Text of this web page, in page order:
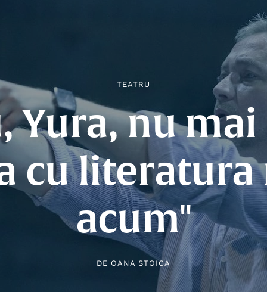
TEATRU
Yura, nu
cu literatura
acum"
DE OANA STOICA